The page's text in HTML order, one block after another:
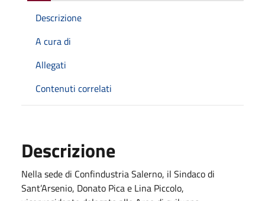
Descrizione
A cura di
Allegati
Contenuti correlati
Descrizione
Nella sede di Confindustria Salerno, il Sindaco di
Sant’Arsenio, Donato Pica e Lina Piccolo,